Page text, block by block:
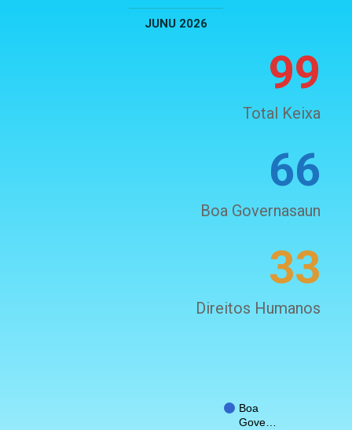
JUNU 2026
99
Total Keixa
66
Boa Governasaun
33
Direitos Humanos
Boa
Gove…